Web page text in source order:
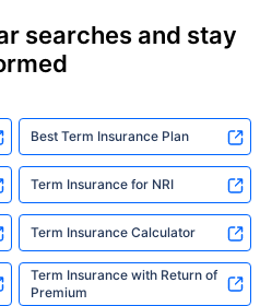
searches and stay
Best Term Insurance Plan
Term Insurance for NRI
Term Insurance Calculator
Term Insurance with Return of
Premium
মাত্র একটি পদক্ষেপ দূরে
বেছে নিন
না করা, পূর্ব-বিদ্যমান কোনো রোগ নেই এমন ব্যক্তির জন্য, ৩৬
শুরুর দাম — ধূমপান না করা, পূর্ব-বিদ্যমান কোনো রোগ নেই
১ কোটির টার্ম লাইফ ইন্স্যুরেন্সের শুরুর দাম — ধূমপান না করা,
কভার।